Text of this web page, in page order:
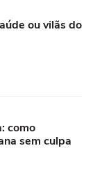
ou vilãs do
como
sem culpa